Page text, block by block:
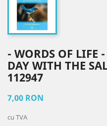
- WORDS OF LIFE
DAY WITH THE
112947
7,00 RON
cu TVA